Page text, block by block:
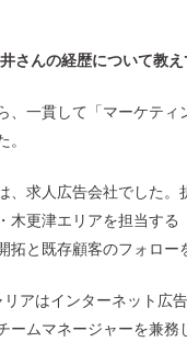
んの経歴について教え
、一貫して「マーケティ
。
、求人広告会社でした。
木更津エリアを担当する
拓と既存顧客のフォロー
アはインターネット広
ームマネージャーを兼務